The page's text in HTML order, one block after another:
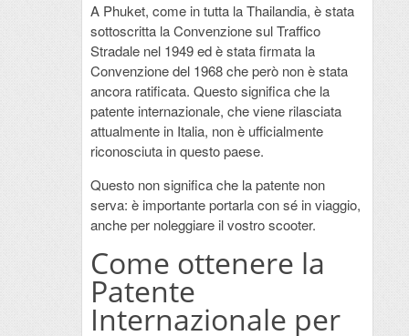
A Phuket, come in tutta la Thailandia, è stata
sottoscritta la Convenzione sul Traffico
Stradale nel 1949 ed è stata firmata la
Convenzione del 1968 che però non è stata
ancora ratificata. Questo significa che la
patente internazionale, che viene rilasciata
attualmente in Italia, non è ufficialmente
riconosciuta in questo paese.
Questo non significa che la patente non
serva: è importante portarla con sé in viaggio,
anche per noleggiare il vostro scooter.
Come ottenere la
Patente
Internazionale per